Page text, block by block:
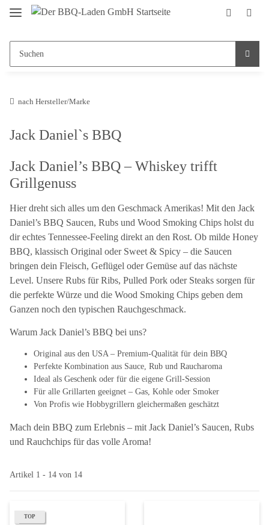
nach Hersteller/Marke
Jack Daniel`s BBQ
Jack Daniel’s BBQ – Whiskey trifft
Grillgenuss
Hier dreht sich alles um den Geschmack Amerikas! Mit den Jack
Daniel’s BBQ Saucen, Rubs und Wood Smoking Chips holst du
dir echtes Tennessee-Feeling direkt an den Rost. Ob milde Honey
BBQ, klassisch Original oder Sweet & Spicy – die Saucen
bringen dein Fleisch, Geflügel oder Gemüse auf das nächste
Level. Unsere Rubs für Ribs, Pulled Pork oder Steaks sorgen für
die perfekte Würze und die Wood Smoking Chips geben dem
Ganzen noch den typischen Rauchgeschmack.
Warum Jack Daniel’s BBQ bei uns?
Original aus den USA – Premium-Qualität für dein BBQ
Perfekte Kombination aus Sauce, Rub und Raucharoma
Ideal als Geschenk oder für die eigene Grill-Session
Für alle Grillarten geeignet – Gas, Kohle oder Smoker
Von Profis wie Hobbygrillern gleichermaßen geschätzt
Mach dein BBQ zum Erlebnis – mit Jack Daniel’s Saucen, Rubs
und Rauchchips für das volle Aroma!
Artikel 1 - 14 von 14
TOP